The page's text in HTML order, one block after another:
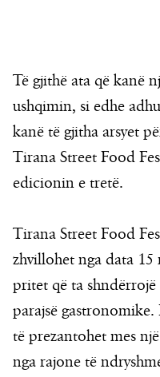
Të gjithë ata që kanë
ushqimin, si edhe
kanë të gjitha arsyet
Tirana Street Food
edicionin e tretë.
Tirana Street Food
zhvillohet nga data
pritet që ta
parajsë
të prezantohet mes
nga rajone të